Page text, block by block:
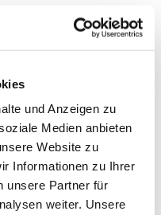
und Anzeigen zu
Medien anbieten
Website zu
Informationen zu Ihrer
unsere Partner für
weiter. Unsere